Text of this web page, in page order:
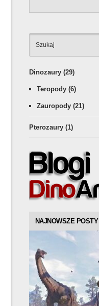
Dinozaury (29)
Teropody (6)
Zauropody (21)
Pterozaury (1)
NAJNOWSZE POSTY